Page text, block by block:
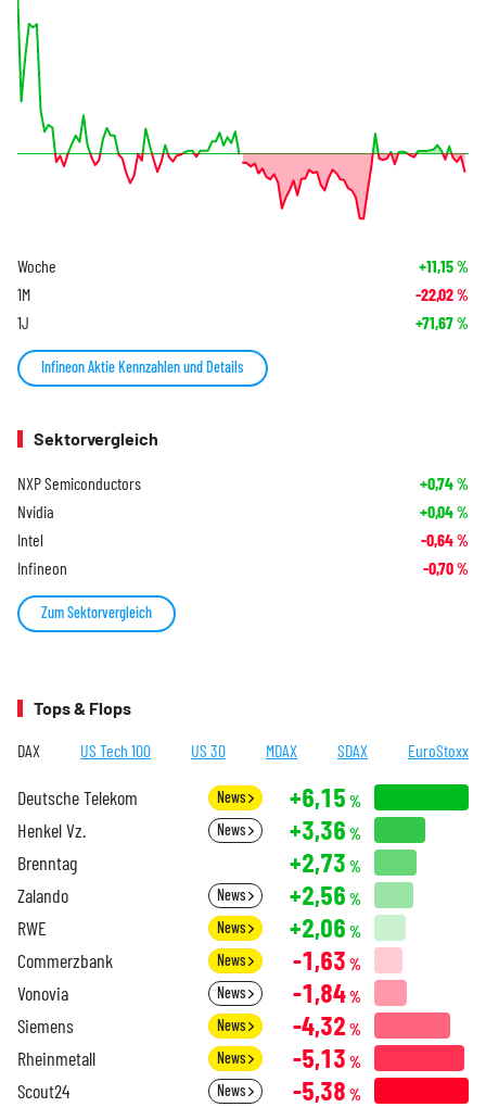
Woche +11,15%
1M -22,02%
1J +71,67%
Infineon Aktie Kennzahlen und Details
Sektorvergleich
NXP Semiconductors +0,74%
Nvidia +0,04%
Intel -0,64%
Infineon -0,70%
Zum Sektorvergleich
Tops & Flops
DAX US Tech 100 US 30 MDAX SDAX EuroStoxx
Deutsche Telekom News +6,15 %
Henkel Vz. News +3,36 %
Brenntag +2,73 %
Zalando News +2,56 %
RWE News +2,06 %
Commerzbank News -1,63 %
Vonovia News -1,84%
Siemens News -4,32 %
Rheinmetall News -5,13 %
Scout24 News -5,38 %